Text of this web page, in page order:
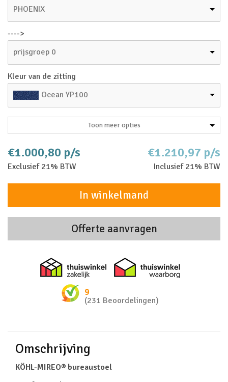
PHOENIX
---->
prijsgroep 0
Kleur van de zitting
Ocean YP100
Toon meer opties
€1.000,80 p/s
Exclusief 21% BTW
€1.210,97 p/s
Inclusief 21% BTW
In winkelmand
Offerte aanvragen
Thuiswinkel zakelijk
9
(231 Beoordelingen)
Omschrijving
KÖHL-MIREO® bureaustoel